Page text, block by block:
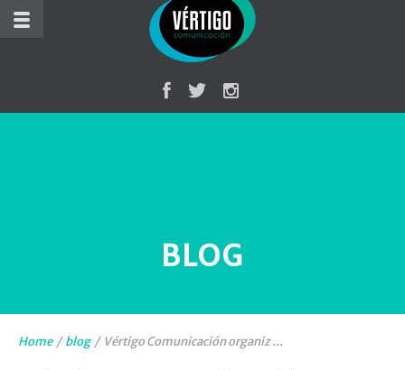
BLOG
Home /blog / Vértigo Comunicación organiz ...